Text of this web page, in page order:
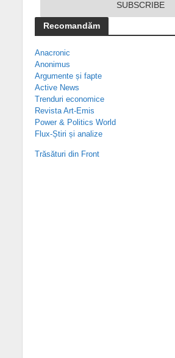
Recomandăm
Anacronic
Anonimus
Argumente și fapte
Active News
Trenduri economice
Revista Art-Emis
Power & Politics World
Flux-Știri și analize
Trăsături din Front